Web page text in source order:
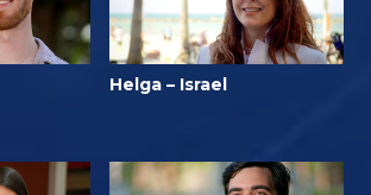
Helga – Israel